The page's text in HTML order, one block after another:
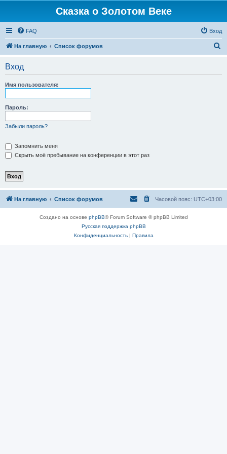
Сказка о Золотом Веке
FAQ Вход
На главную Список форумов
Вход
Имя пользователя:
Пароль:
Забыли пароль?
Запомнить меня
Скрыть моё пребывание на конференции в этот раз
На главную Список форумов Часовой пояс: UTC+03:00
Создано на основе phpBB® Forum Software © phpBB Limited
Русская поддержка phpBB
Конфиденциальность| Правила